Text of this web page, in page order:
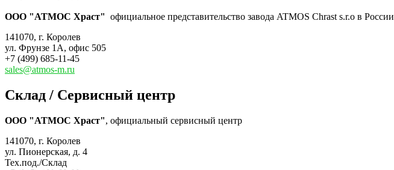
ООО "АТМОС Храст" официальное представительство завода ATMOS Chrast s.r.o в России
141070, г. Королев
ул. Фрунзе 1А, офис 505
+7 (499) 685-11-45
sales@atmos-m.ru
Склад / Сервисный центр
ООО "АТМОС Храст", официальный сервисный центр
141070, г. Королев
ул. Пионерская, д. 4
Тех.под./Склад